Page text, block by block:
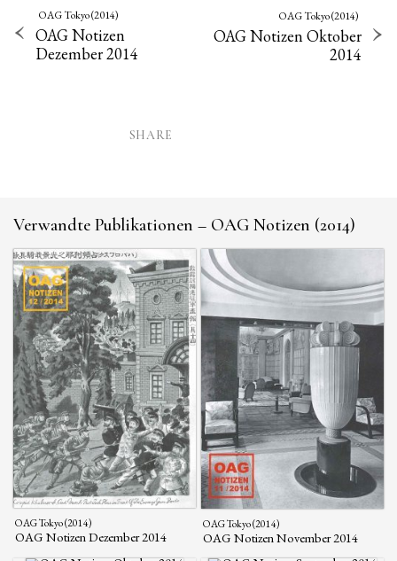
OAG Tokyo (2014)
OAG Notizen
Dezember 2014
OAG Tokyo (2014)
OAG Notizen Oktober
2014
SHARE
Verwandte Publikationen – OAG Notizen (2014)
OAG Tokyo (2014)
OAG Notizen Dezember 2014
OAG Tokyo (2014)
OAG Notizen November 2014